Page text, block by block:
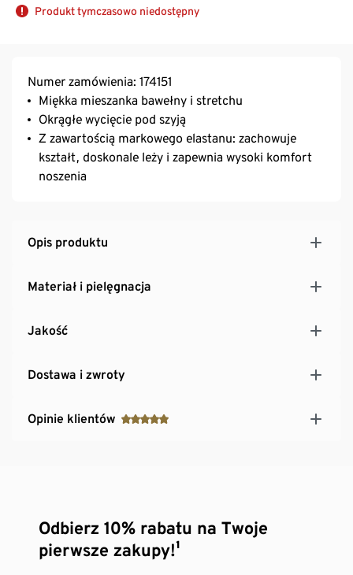
Produkt tymczasowo niedostępny
Numer zamówienia: 174151
Miękka mieszanka bawełny i stretchu
Okrągłe wycięcie pod szyją
Z zawartością markowego elastanu: zachowuje
kształt, doskonale leży i zapewnia wysoki komfort
noszenia
Opis produktu
Materiał i pielęgnacja
Jakość
Dostawa i zwroty
Opinie klientów
Odbierz 10% rabatu na Twoje
pierwsze zakupy!¹